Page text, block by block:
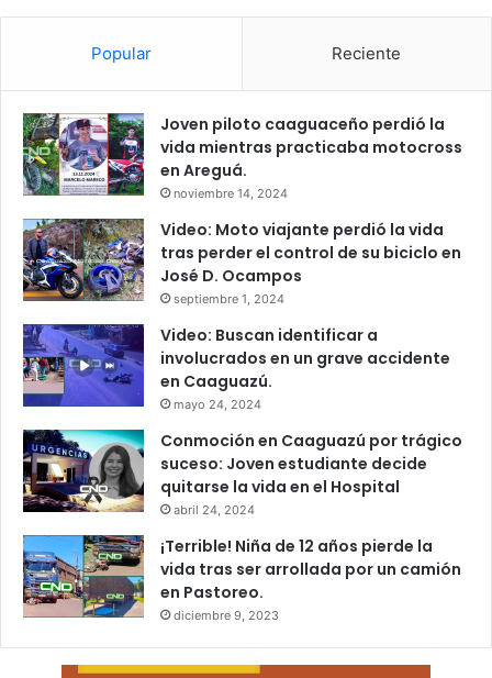
Popular Reciente
Joven piloto caaguaceño perdió la
vida mientras practicaba motocross
en Areguá.
noviembre 14, 2024
Video: Moto viajante perdió la vida
tras perder el control de su biciclo en
José D. Ocampos
septiembre 1, 2024
Video: Buscan identificar a
involucrados en un grave accidente
en Caaguazú.
mayo 24, 2024
Conmoción en Caaguazú por trágico
suceso: Joven estudiante decide
quitarse la vida en el Hospital
abril 24, 2024
¡Terrible! Niña de 12 años pierde la
vida tras ser arrollada por un camión
en Pastoreo.
diciembre 9, 2023